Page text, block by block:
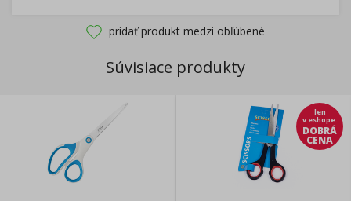
pridať produkt medzi obľúbené
Súvisiace produkty
len
v eshope:
DOBRÁ
CENA